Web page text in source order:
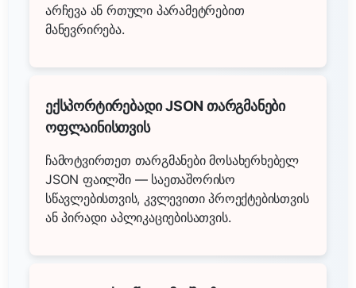
არჩევა ან რთული პარამეტრებით
მანევრირება.
ექსპორტირებადი JSON თარგმანები
ოფლაინისთვის
ჩამოტვირთეთ თარგმანები მოსახერხებელ
JSON ფაილში — საეთაშორისო
სწავლებისთვის, კვლევითი პროექტებისთვის
ან პირადი აპლიკაციებისათვის.